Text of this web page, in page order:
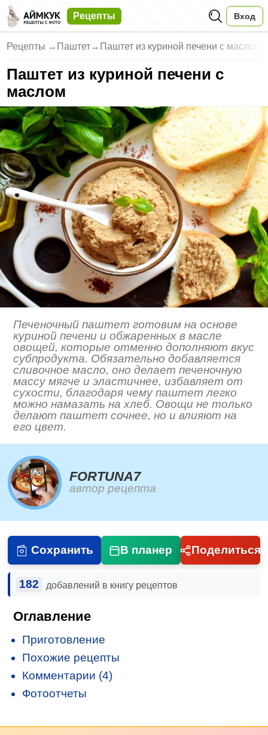
Рецепты Вход
Рецепты → Паштет→ Паштет из куриной печени с маслом
Паштет из куриной печени с
маслом
Печеночный паштет готовим на основе
куриной печени и обжаренных в масле
овощей, которые отменно дополняют вкус
субпродукта. Обязательно добавляется
сливочное масло, оно делает печеночную
массу мягче и эластичнее, избавляет от
сухости, благодаря чему паштет легко
можно намазать на хлеб. Овощи не только
делают паштет сочнее, но и влияют на
его цвет.
FORTUNA7
автор рецепта
Сохранить В планер Поделиться
182 добавлений в книгу рецептов
Оглавление
Приготовление
Похожие рецепты
Комментарии (4)
Фотоотчеты